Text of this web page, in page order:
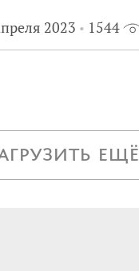
2023 1544
ещё